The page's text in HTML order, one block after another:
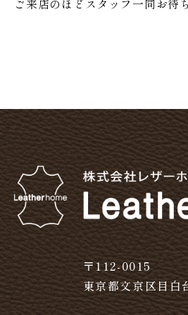
ご来店のほどスタッフ一同お待
〒112-0015
東京都文京区目白